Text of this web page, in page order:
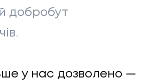
добробут
у нас дозволено —